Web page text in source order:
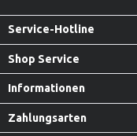
Service-Hotline
Shop Service
Informationen
Zahlungsarten